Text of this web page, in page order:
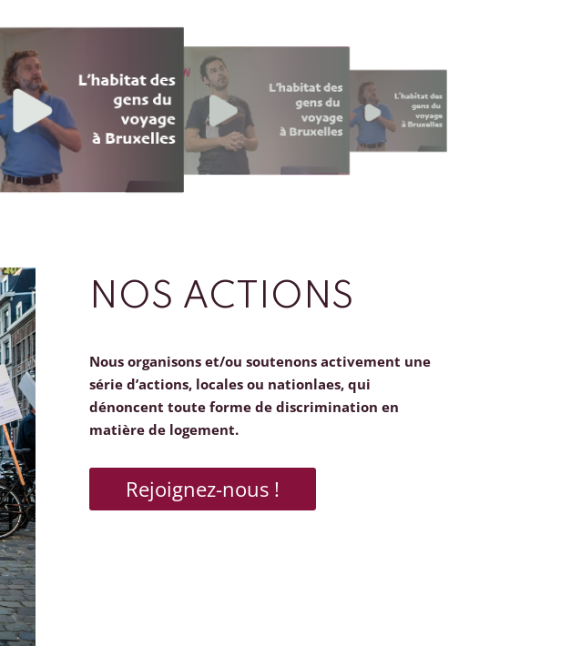
NOS ACTIONS
Nous organisons et/ou soutenons activement une
série d’actions, locales ou nationlaes, qui
dénoncent toute forme de discrimination en
matière de logement.
Rejoignez-nous !